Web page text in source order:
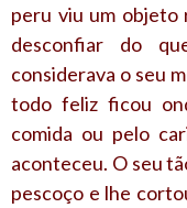
peru viu um objeto
desconfiar do
considerava o seu
todo feliz ficou
comida ou pelo
aconteceu. O seu
pescoço e lhe